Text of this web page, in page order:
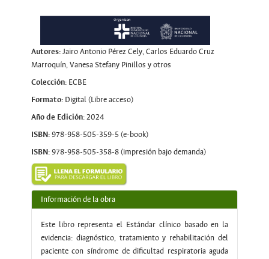
Autores:Jairo Antonio Pérez Cely, Carlos Eduardo Cruz
Marroquín, Vanesa Stefany Pinillos y otros
Colección:ECBE
Formato:Digital (Libre acceso)
Año de Edición: 2024
ISBN:978-958-505-359-5 (e-book)
ISBN:978-958-505-358-8 (impresión bajo demanda)
Información de la obra
Este libro representa el Estándar clínico basado en la
evidencia: diagnóstico, tratamiento y rehabilitación del
paciente con síndrome de dificultad respiratoria aguda